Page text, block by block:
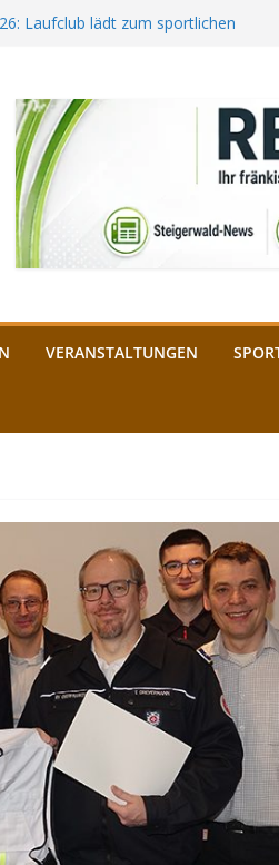
Laufclub lädt zum sportlichen
aus Bamberg unterstützt die
Das ist heuer geboten
Kreuzung ab 3.
VERANSTALTUNGEN